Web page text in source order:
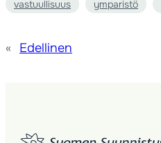
vastuullisuus ymparistö
« Edellinen